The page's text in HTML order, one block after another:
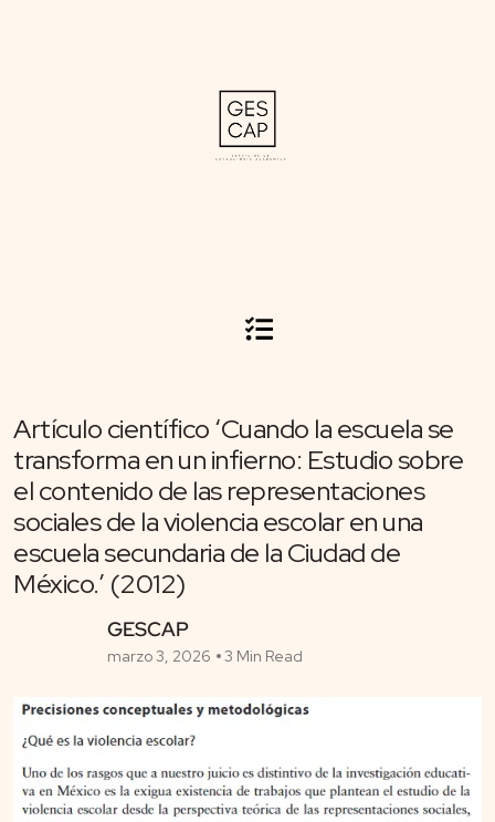
Artículo científico ‘Cuando la escuela se
transforma en un infierno: Estudio sobre
el contenido de las representaciones
sociales de la violencia escolar en una
escuela secundaria de la Ciudad de
México.’ (2012)
GESCAP
marzo 3, 2026 3 Min Read